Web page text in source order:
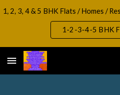
1-2-3-4-5 BHK